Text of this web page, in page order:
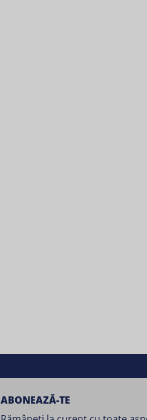
ABONEAZĂ-TE